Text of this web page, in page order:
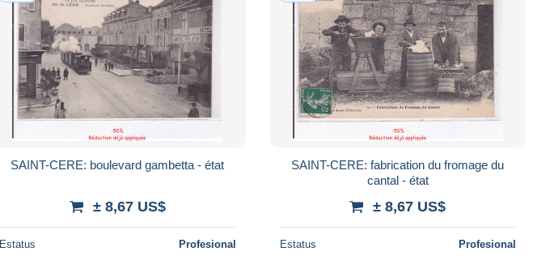
SAINT-CERE: boulevard gambetta - état
± 8,67 US$
Estatus Profesional
SAINT-CERE: fabrication du fromage du
cantal - état
± 8,67 US$
Estatus Profesional